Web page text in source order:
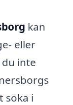
kan
eller
inte
söka i